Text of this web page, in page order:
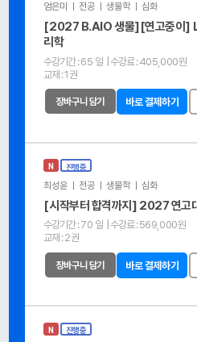
엄은미 ㅣ 전공 ㅣ 생물학 ㅣ 심화
[2027 B.AIO 생물][연고중이]
리학
수강기간 :65 일 | 수강료 :405,000원
교재 :1권
장바구니 담기 바로 결제하기
N 진행중
최성윤 ㅣ 전공 ㅣ 생물학 ㅣ 심화
[시작부터 합격까지] 2027 연고
수강기간 :70 일 | 수강료 :569,000원
교재 :2권
장바구니 담기 바로 결제하기
N 진행중